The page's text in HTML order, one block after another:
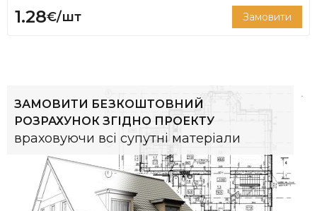
1.28€/шт Замовити
ЗАМОВИТИ БЕЗКОШТОВНИЙ
РОЗРАХУНОК ЗГІДНО ПРОЕКТУ
враховуючи всі супутні матеріали